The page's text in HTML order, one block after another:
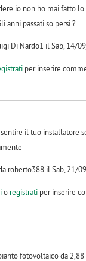
io non ho mai fatto lo
anni passati so persi ?
Di Nardo1 il Sab, 14/
per inserire
sentire il tuo installatore
roberto388 il Sab, 21/
o registratiper inserire
fotovoltaico da